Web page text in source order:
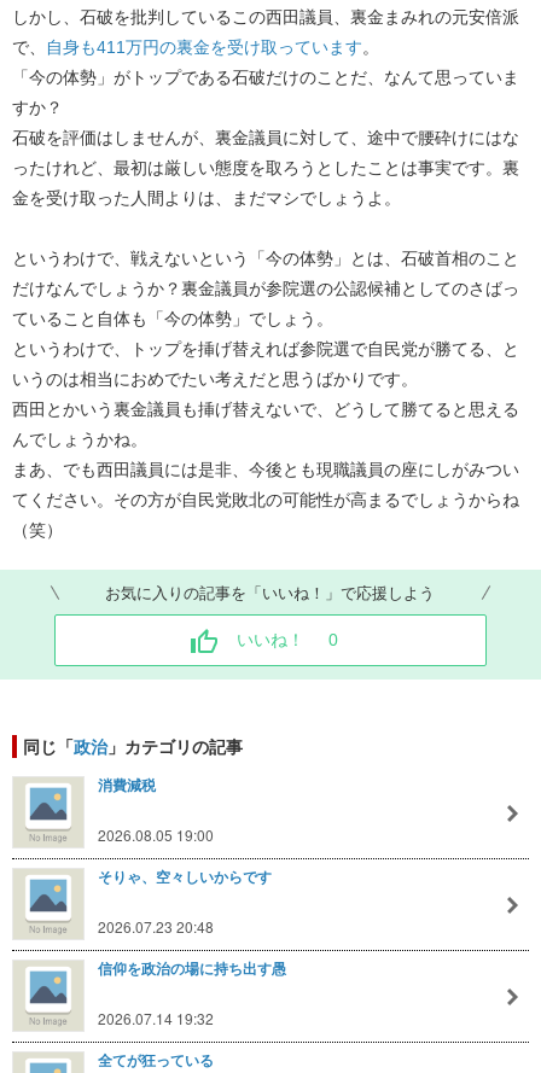
しかし、石破を批判しているこの西田議員、裏金まみれの元安倍派
で、
自身も411万円の裏金を受け取っています。
「今の体勢」がトップである石破だけのことだ、なんて思っていま
すか？
石破を評価はしませんが、裏金議員に対して、途中で腰砕けにはな
ったけれど、最初は厳しい態度を取ろうとしたことは事実です。裏
金を受け取った人間よりは、まだマシでしょうよ。
というわけで、戦えないという「今の体勢」とは、石破首相のこと
だけなんでしょうか？裏金議員が参院選の公認候補としてのさばっ
ていること自体も「今の体勢」でしょう。
というわけで、トップを挿げ替えれば参院選で自民党が勝てる、と
いうのは相当におめでたい考えだと思うばかりです。
西田とかいう裏金議員も挿げ替えないで、どうして勝てると思える
んでしょうかね。
まあ、でも西田議員には是非、今後とも現職議員の座にしがみつい
てください。その方が自民党敗北の可能性が高まるでしょうからね
（笑）
お気に入りの記事を「いいね！」で応援しよう
いいね！ 0
同じ「政治」カテゴリの記事
消費減税
2026.08.05 19:00
そりゃ、空々しいからです
2026.07.23 20:48
信仰を政治の場に持ち出す愚
2026.07.14 19:32
全てが狂っている